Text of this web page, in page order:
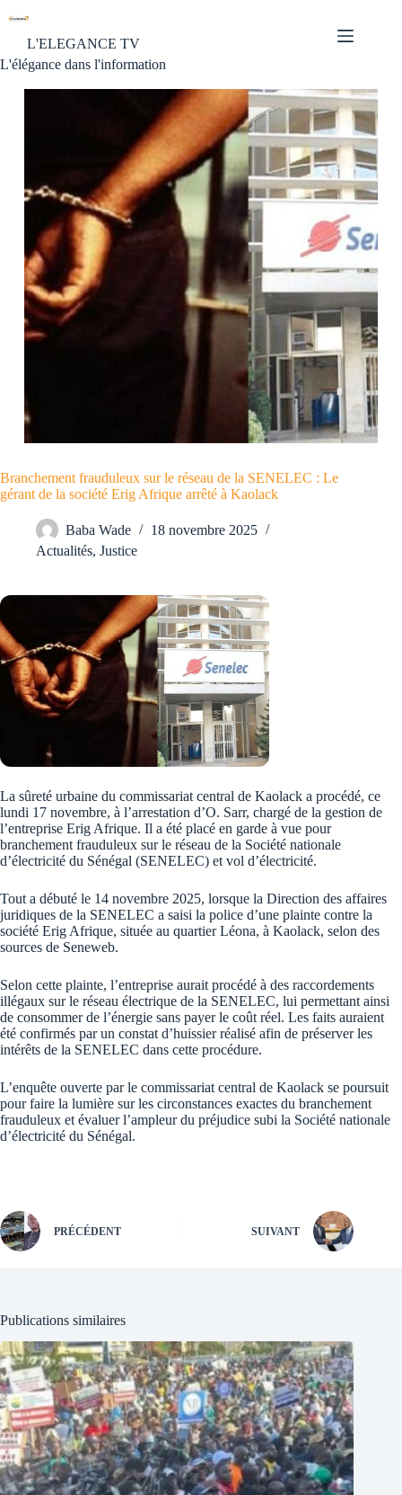
L'ELEGANCE TV
L'élégance dans l'information
Branchement frauduleux sur le réseau de la SENELEC : Le
gérant de la société Erig Afrique arrêté à Kaolack
Baba Wade
18 novembre 2025
Actualités, Justice
La sûreté urbaine du commissariat central de Kaolack a procédé, ce
lundi 17 novembre, à l’arrestation d’O. Sarr, chargé de la gestion de
l’entreprise Erig Afrique. Il a été placé en garde à vue pour
branchement frauduleux sur le réseau de la Société nationale
d’électricité du Sénégal (SENELEC) et vol d’électricité.
Tout a débuté le 14 novembre 2025, lorsque la Direction des affaires
juridiques de la SENELEC a saisi la police d’une plainte contre la
société Erig Afrique, située au quartier Léona, à Kaolack, selon des
sources de Seneweb.
Selon cette plainte, l’entreprise aurait procédé à des raccordements
illégaux sur le réseau électrique de la SENELEC, lui permettant ainsi
de consommer de l’énergie sans payer le coût réel. Les faits auraient
été confirmés par un constat d’huissier réalisé afin de préserver les
intérêts de la SENELEC dans cette procédure.
L’enquête ouverte par le commissariat central de Kaolack se poursuit
pour faire la lumière sur les circonstances exactes du branchement
frauduleux et évaluer l’ampleur du préjudice subi la Société nationale
d’électricité du Sénégal.
PRÉCÉDENT SUIVANT
Publications similaires